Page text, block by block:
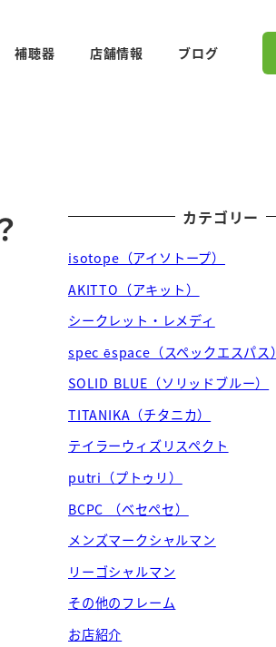
補聴器 店舗情報 ブログ
カテゴリー
isotope（アイソトープ）
AKITTO（アキット）
シークレット・レメディ
spec ēspace（スペックエスパス）
SOLID BLUE（ソリッドブルー）
TITANIKA（チタニカ）
テイラーウィズリスペクト
putri（プトゥリ）
BCPC （ベセペセ）
メンズマークシャルマン
リーゴシャルマン
その他のフレーム
お店紹介